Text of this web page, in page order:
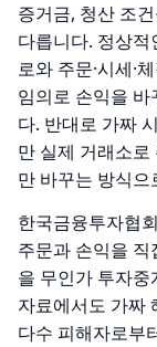
증거금, 청산 조
다릅니다. 정상
로와 주문·시세·
임의로 손익을
다. 반대로 가짜
만 실제 거래소
만 바꾸는 방식
한국금융투자협
주문과 손익을
을 무인가 투자
자료에서도 가짜
다수 피해자로부